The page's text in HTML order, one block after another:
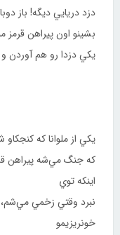
دزد دريايي ديگه! باز
بشينو اون پيراهن قرمز
يكي دزدا رو هم آوردن و
يكي از ملوانا كه
كه جنگ مي‌شه پيراهن
اينكه توي
نبرد وقتي زخمي مي‌شم،
خونريزيمو